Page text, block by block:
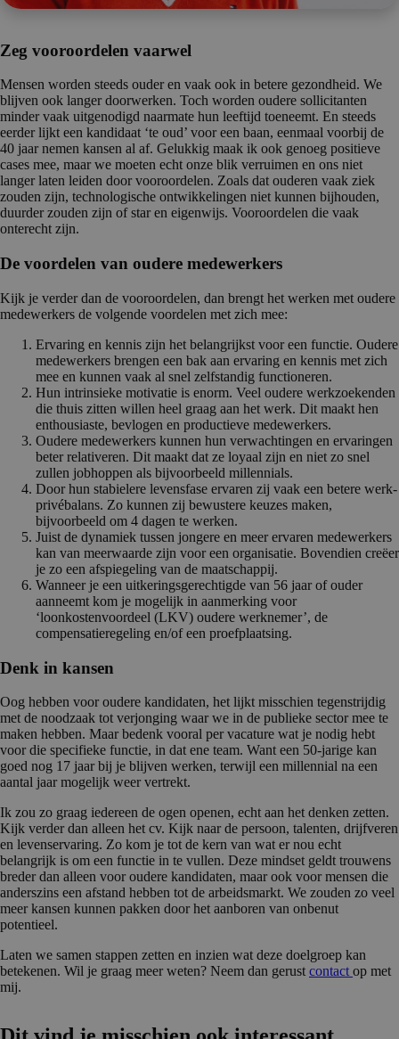
Zeg vooroordelen vaarwel
Mensen worden steeds ouder en vaak ook in betere gezondheid. We
blijven ook langer doorwerken. Toch worden oudere sollicitanten
minder vaak uitgenodigd naarmate hun leeftijd toeneemt. En steeds
eerder lijkt een kandidaat ‘te oud’ voor een baan, eenmaal voorbij de
40 jaar nemen kansen al af. Gelukkig maak ik ook genoeg positieve
cases mee, maar we moeten echt onze blik verruimen en ons niet
langer laten leiden door vooroordelen. Zoals dat ouderen vaak ziek
zouden zijn, technologische ontwikkelingen niet kunnen bijhouden,
duurder zouden zijn of star en eigenwijs. Vooroordelen die vaak
onterecht zijn.
De voordelen van oudere medewerkers
Kijk je verder dan de vooroordelen, dan brengt het werken met oudere
medewerkers de volgende voordelen met zich mee:
Ervaring en kennis zijn het belangrijkst voor een functie. Oudere
medewerkers brengen een bak aan ervaring en kennis met zich
mee en kunnen vaak al snel zelfstandig functioneren.
Hun intrinsieke motivatie is enorm. Veel oudere werkzoekenden
die thuis zitten willen heel graag aan het werk. Dit maakt hen
enthousiaste, bevlogen en productieve medewerkers.
Oudere medewerkers kunnen hun verwachtingen en ervaringen
beter relativeren. Dit maakt dat ze loyaal zijn en niet zo snel
zullen jobhoppen als bijvoorbeeld millennials.
Door hun stabielere levensfase ervaren zij vaak een betere werk-
privébalans. Zo kunnen zij bewustere keuzes maken,
bijvoorbeeld om 4 dagen te werken.
Juist de dynamiek tussen jongere en meer ervaren medewerkers
kan van meerwaarde zijn voor een organisatie. Bovendien creëer
je zo een afspiegeling van de maatschappij.
Wanneer je een uitkeringsgerechtigde van 56 jaar of ouder
aanneemt kom je mogelijk in aanmerking voor
‘loonkostenvoordeel (LKV) oudere werknemer’, de
compensatieregeling en/of een proefplaatsing.
Denk in kansen
Oog hebben voor oudere kandidaten, het lijkt misschien tegenstrijdig
met de noodzaak tot verjonging waar we in de publieke sector mee te
maken hebben. Maar bedenk vooral per vacature wat je nodig hebt
voor die specifieke functie, in dat ene team. Want een 50-jarige kan
goed nog 17 jaar bij je blijven werken, terwijl een millennial na een
aantal jaar mogelijk weer vertrekt.
Ik zou zo graag iedereen de ogen openen, echt aan het denken zetten.
Kijk verder dan alleen het cv. Kijk naar de persoon, talenten, drijfveren
en levenservaring. Zo kom je tot de kern van wat er nou echt
belangrijk is om een functie in te vullen. Deze mindset geldt trouwens
breder dan alleen voor oudere kandidaten, maar ook voor mensen die
anderszins een afstand hebben tot de arbeidsmarkt. We zouden zo veel
meer kansen kunnen pakken door het aanboren van onbenut
potentieel.
Laten we samen stappen zetten en inzien wat deze doelgroep kan
betekenen. Wil je graag meer weten? Neem dan gerust contact op met
mij.